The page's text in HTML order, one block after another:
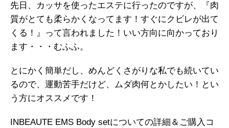
先日、カッサを使ったエステに行ったのですが、『肉
質がとても柔らかくなってます！すぐにクビレが出て
くる！』って言われました！いい方向に向かっており
ます・・・むふふ。
とにかく簡単だし、めんどくさがりな私でも続いてい
るので、運動苦手だけど、ムダ肉何とかしたい！とい
う方にオススメです！
INBEAUTE EMS Body setについての詳細＆ご購入コ